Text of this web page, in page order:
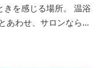
感じる場所。 温浴
あわせ、サロンならで
きほぐす──。そん
とお過ごしくださ